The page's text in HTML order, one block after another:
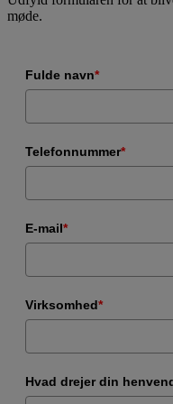
møde.
Fulde navn*
Telefonnummer*
E-mail*
Virksomhed*
Hvad drejer din